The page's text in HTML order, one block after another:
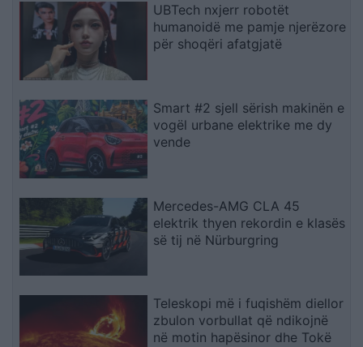
UBTech nxjerr robotët
humanoidë me pamje njerëzore
për shoqëri afatgjatë
Smart #2 sjell sërish makinën e
vogël urbane elektrike me dy
vende
Mercedes-AMG CLA 45
elektrik thyen rekordin e klasës
së tij në Nürburgring
Teleskopi më i fuqishëm diellor
zbulon vorbullat që ndikojnë
në motin hapësinor dhe Tokë